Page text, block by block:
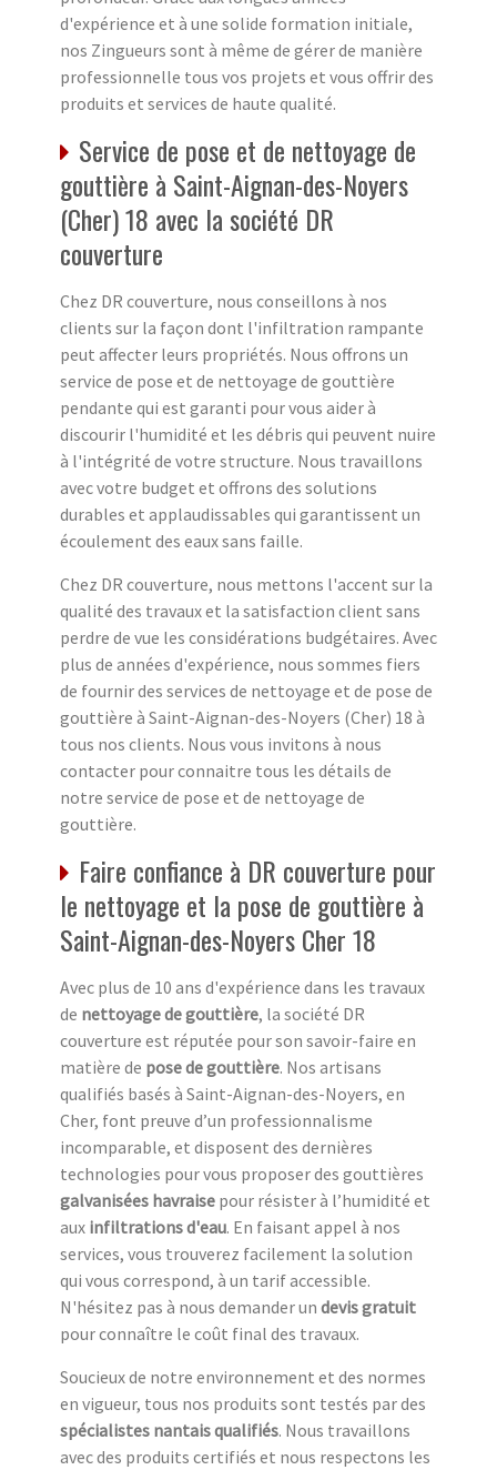
d'expérience et à une solide formation initiale,
nos Zingueurs sont à même de gérer de manière
professionnelle tous vos projets et vous offrir des
produits et services de haute qualité.
Service de pose et de nettoyage de
gouttière à Saint-Aignan-des-Noyers
(Cher) 18 avec la société DR
couverture
Chez DR couverture, nous conseillons à nos
clients sur la façon dont l'infiltration rampante
peut affecter leurs propriétés. Nous offrons un
service de pose et de nettoyage de gouttière
pendante qui est garanti pour vous aider à
discourir l'humidité et les débris qui peuvent nuire
à l'intégrité de votre structure. Nous travaillons
avec votre budget et offrons des solutions
durables et applaudissables qui garantissent un
écoulement des eaux sans faille.
Chez DR couverture, nous mettons l'accent sur la
qualité des travaux et la satisfaction client sans
perdre de vue les considérations budgétaires. Avec
plus de années d'expérience, nous sommes fiers
de fournir des services de nettoyage et de pose de
gouttière à Saint-Aignan-des-Noyers (Cher) 18 à
tous nos clients. Nous vous invitons à nous
contacter pour connaitre tous les détails de
notre service de pose et de nettoyage de
gouttière.
Faire confiance à DR couverture pour
le nettoyage et la pose de gouttière à
Saint-Aignan-des-Noyers Cher 18
Avec plus de 10 ans d'expérience dans les travaux
de nettoyage de gouttière, la société DR
couverture est réputée pour son savoir-faire en
matière de pose de gouttière. Nos artisans
qualifiés basés à Saint-Aignan-des-Noyers, en
Cher, font preuve d’un professionnalisme
incomparable, et disposent des dernières
technologies pour vous proposer des gouttières
galvanisées havraise pour résister à l’humidité et
aux infiltrations d'eau. En faisant appel à nos
services, vous trouverez facilement la solution
qui vous correspond, à un tarif accessible.
N'hésitez pas à nous demander un devis gratuit
pour connaître le coût final des travaux.
Soucieux de notre environnement et des normes
en vigueur, tous nos produits sont testés par des
spécialistes nantais qualifiés. Nous travaillons
avec des produits certifiés et nous respectons les